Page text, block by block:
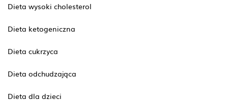
Dieta wysoki cholesterol
Dieta ketogeniczna
Dieta cukrzyca
Dieta odchudzająca
Dieta dla dzieci